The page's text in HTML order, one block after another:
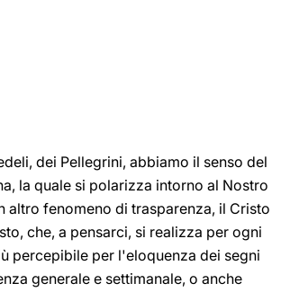
中文
LATINE
dei Pellegrini, abbiamo il senso del
la quale si polarizza intorno al Nostro
altro fenomeno di trasparenza, il Cristo
che, a pensarci, si realizza per ogni
percepibile per l'eloquenza dei segni
generale e settimanale, o anche